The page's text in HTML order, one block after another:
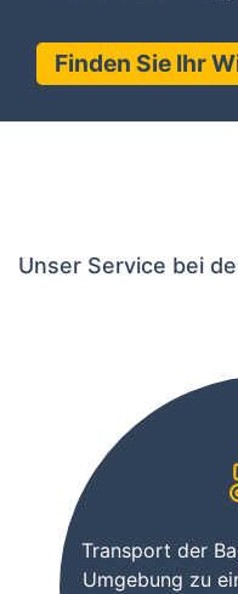
Finden Sie Ihr
Unser Service bei
Transport der
Umgebung zu